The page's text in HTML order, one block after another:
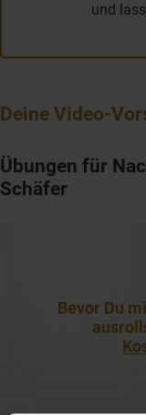
und
Deine Video-
Übungen für
Schäfer
Bevor Du